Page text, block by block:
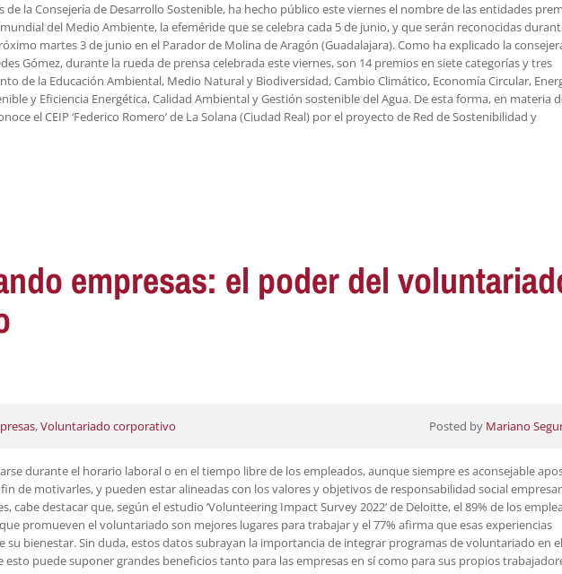
de la Consejería de Desarrollo Sostenible, ha hecho público este viernes el nombre de las entidades
del Medio Ambiente, la efeméride que se celebra cada 5 de junio, y que serán reconocidas
martes 3 de junio en el Parador de Molina de Aragón (Guadalajara). Como ha explicado la
Gómez, durante la rueda de prensa celebrada este viernes, son 14 premios en siete categorías y tres
de la Educación Ambiental, Medio Natural y Biodiversidad, Cambio Climático, Economía Circular,
y Eficiencia Energética, Calidad Ambiental y Gestión sostenible del Agua. De esta forma, en materia
el CEIP ‘Federico Romero’ de La Solana (Ciudad Real) por el proyecto de Red de Sostenibilidad y
empresas: el poder del
Posted by Mariano
,Voluntariado corporativo
durante el horario laboral o en el tiempo libre de los empleados, aunque siempre es aconsejable
de motivarles, y pueden estar alineadas con los valores y objetivos de responsabilidad social
cabe destacar que, según el estudio ‘Volunteering Impact Survey 2022’ de Deloitte, el 89% de los
promueven el voluntariado son mejores lugares para trabajar y el 77% afirma que esas experiencias
bienestar. Sin duda, estos datos subrayan la importancia de integrar programas de voluntariado en el
esto puede suponer grandes beneficios tanto para las empresas en sí como para sus propios